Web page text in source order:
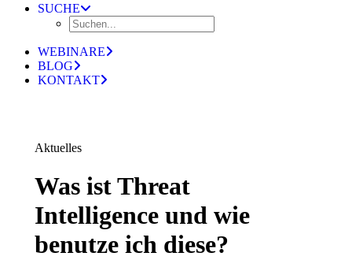
SUCHE
WEBINARE
BLOG
KONTAKT
Aktuelles
Was ist Threat
Intelligence und wie
benutze ich diese?